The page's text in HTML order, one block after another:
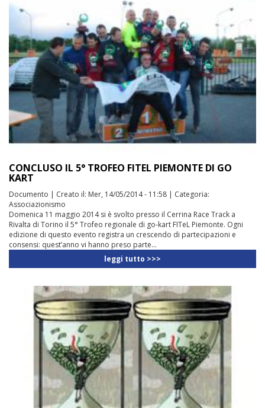
CONCLUSO IL 5° TROFEO FITEL PIEMONTE DI GO
KART
Documento | Creato il: Mer, 14/05/2014 - 11:58 | Categoria:
Associazionismo
Domenica 11 maggio 2014 si è svolto presso il Cerrina Race Track a
Rivalta di Torino il 5° Trofeo regionale di go-kart FITeL Piemonte. Ogni
edizione di questo evento registra un crescendo di partecipazioni e
consensi: quest’anno vi hanno preso parte...
leggi tutto >>>